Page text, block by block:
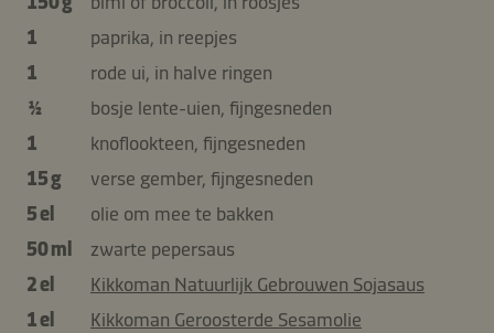
1
paprika, in reepjes
1
rode ui, in halve ringen
½
bosje lente-uien, fijngesneden
1
knoflookteen, fijngesneden
15 g
verse gember, fijngesneden
5 el
olie om mee te bakken
50 ml
zwarte pepersaus
2 el
Kikkoman Natuurlijk Gebrouwen Sojasaus
1 el
Kikkoman Geroosterde Sesamolie